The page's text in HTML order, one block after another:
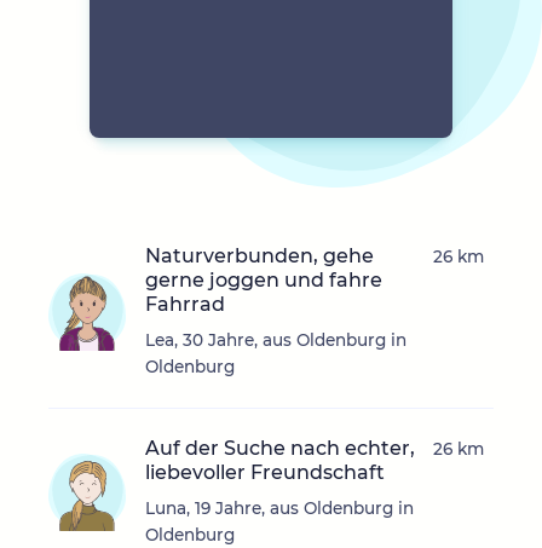
Naturverbunden, gehe
gerne joggen und fahre
Fahrrad
Lea, 30 Jahre, aus Oldenburg in
Oldenburg
26 km
Auf der Suche nach echter,
liebevoller Freundschaft
Luna, 19 Jahre, aus Oldenburg in
Oldenburg
26 km